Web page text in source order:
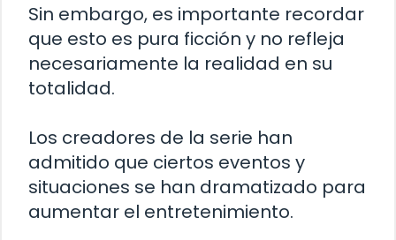
Sin embargo, es importante recordar
que esto es pura ficción y no refleja
necesariamente la realidad en su
totalidad.
Los creadores de la serie han
admitido que ciertos eventos y
situaciones se han dramatizado para
aumentar el entretenimiento.